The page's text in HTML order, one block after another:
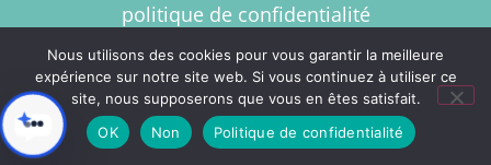
politique de confidentialité
Création du site :Xyloon
Nous utilisons des cookies pour vous garantir la meilleure
expérience sur notre site web. Si vous continuez à utiliser ce
site, nous supposerons que vous en êtes satisfait.
OK
Non Politique de confidentialité